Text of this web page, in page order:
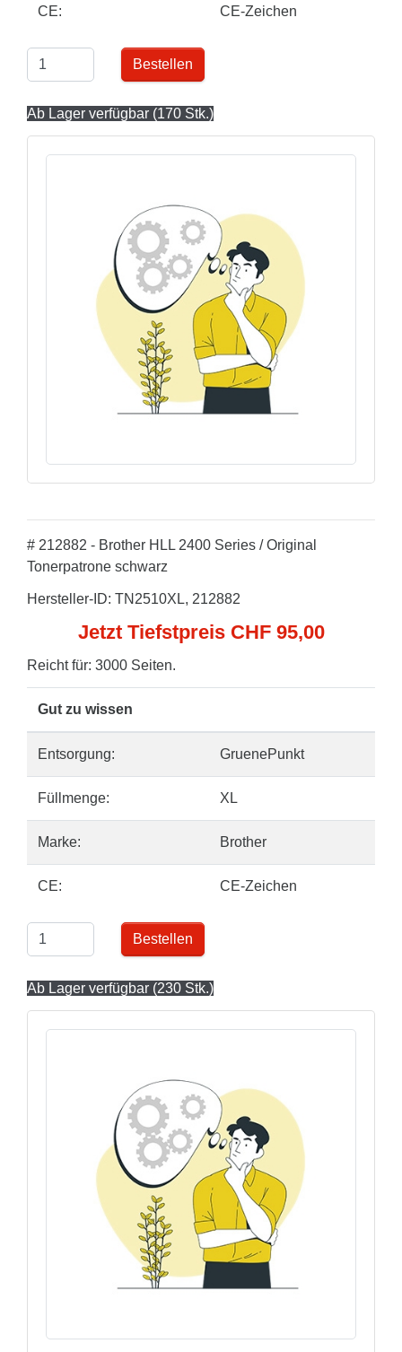
CE: CE-Zeichen
Bestellen
Ab Lager verfügbar (170 Stk.)
# 212882 - Brother HLL 2400 Series / Original
Tonerpatrone schwarz
Hersteller-ID: TN2510XL, 212882
Jetzt Tiefstpreis CHF 95,00
Reicht für: 3000 Seiten.
Gut zu wissen
Entsorgung: GruenePunkt
Füllmenge: XL
Marke: Brother
CE: CE-Zeichen
Bestellen
Ab Lager verfügbar (230 Stk.)